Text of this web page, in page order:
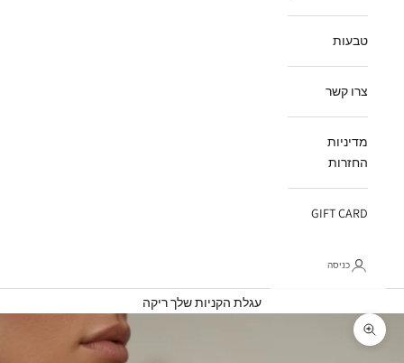
טבעות
צרו קשר
מדיניות
החזרות
GIFT CARD
כניסה
עגלת הקניות שלך ריקה
תקריב